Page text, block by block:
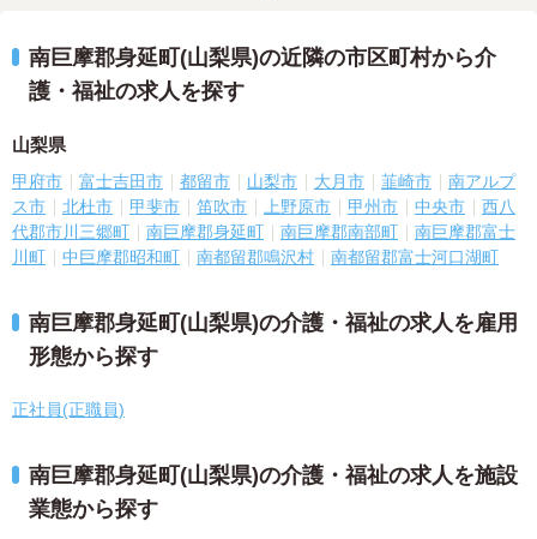
南巨摩郡身延町(山梨県)の近隣の市区町村から介
護・福祉の求人を探す
山梨県
甲府市 富士吉田市 都留市 山梨市 大月市 韮崎市
南アルプ
ス市
北杜市 甲斐市 笛吹市 上野原市 甲州市 中央市
西八
代郡市川三郷町
南巨摩郡身延町 南巨摩郡南部町
南巨摩郡富士
川町
中巨摩郡昭和町 南都留郡鳴沢村 南都留郡富士河口湖町
南巨摩郡身延町(山梨県)の介護・福祉の求人を雇用
形態から探す
正社員(正職員)
南巨摩郡身延町(山梨県)の介護・福祉の求人を施設
業態から探す